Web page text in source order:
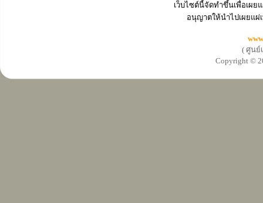
เว็บไซต์นี้จัดทำขึ้นเพื่อเผ
อนุญาตให้นำไปเผยแ
( ศูนย์
Copyright ©